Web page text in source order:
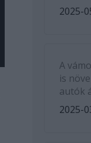
2025-
A
is
autók
2025-